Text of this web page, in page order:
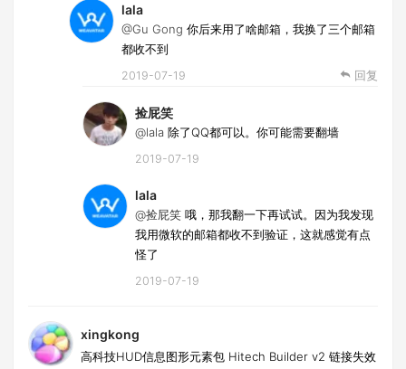
lala
@Gu Gong 你后来用了啥邮箱，我换了三个邮箱
都收不到
2019-07-19 回复
捡屁笑
@lala 除了QQ都可以。你可能需要翻墙
2019-07-19
lala
@捡屁笑 哦，那我翻一下再试试。因为我发现
我用微软的邮箱都收不到验证，这就感觉有点
怪了
2019-07-19
xingkong
高科技HUD信息图形元素包 Hitech Builder v2 链接失效